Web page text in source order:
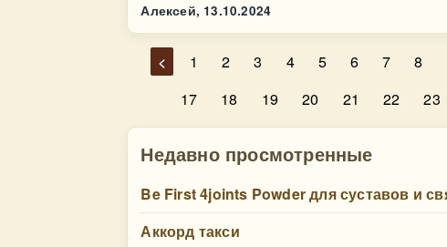
Алексей, 13.10.2024
< 1 2 3 4 5 6 7 8
17
18 19 20 21 22 23
Недавно просмотренные
Be First 4joints Powder для суставов и
Аккорд такси